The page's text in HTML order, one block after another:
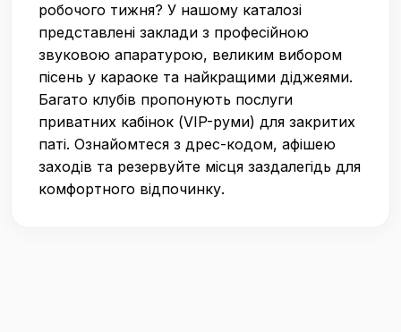
робочого тижня? У нашому каталозі
представлені заклади з професійною
звуковою апаратурою, великим вибором
пісень у караоке та найкращими діджеями.
Багато клубів пропонують послуги
приватних кабінок (VIP-руми) для закритих
паті. Ознайомтеся з дрес-кодом, афішею
заходів та резервуйте місця заздалегідь для
комфортного відпочинку.